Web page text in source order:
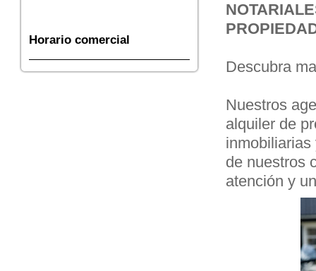
Horario comercial
Descubra
Nuestros
alquiler de
de nuestros
atención y